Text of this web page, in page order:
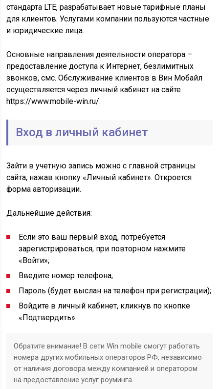
стандарта LTE, разрабатывает новые тарифные планы
для клиентов. Услугами компании пользуются частные
и юридические лица.
Основные направления деятельности оператора –
предоставление доступа к Интернет, безлимитных
звонков, смс. Обслуживание клиентов в Вин Мобайл
осуществляется через личный кабинет на сайте
https://www.mobile-win.ru/.
Вход в личный кабинет
Зайти в учетную запись можно с главной страницы
сайта, нажав кнопку «Личный кабинет». Откроется
форма авторизации.
Дальнейшие действия:
Если это ваш первый вход, потребуется
зарегистрироваться, при повторном нажмите
«Войти»;
Введите номер телефона;
Пароль (будет выслан на телефон при регистрации);
Войдите в личный кабинет, кликнув по кнопке
«Подтвердить».
Обратите внимание! В сети Win mobile смогут работать
номера других мобильных операторов РФ, независимо
от наличия договора между компанией и оператором
на предоставление услуг роуминга.